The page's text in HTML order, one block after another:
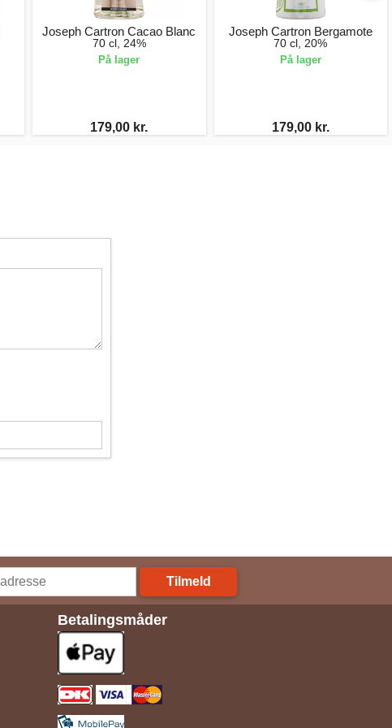
Joseph Cartron Cacao Blanc
70 cl, 24%
På lager
179,00 kr.
Joseph Cartron Bergamote
70 cl, 20%
På lager
179,00 kr.
Tilmeld
Betalingsmåder